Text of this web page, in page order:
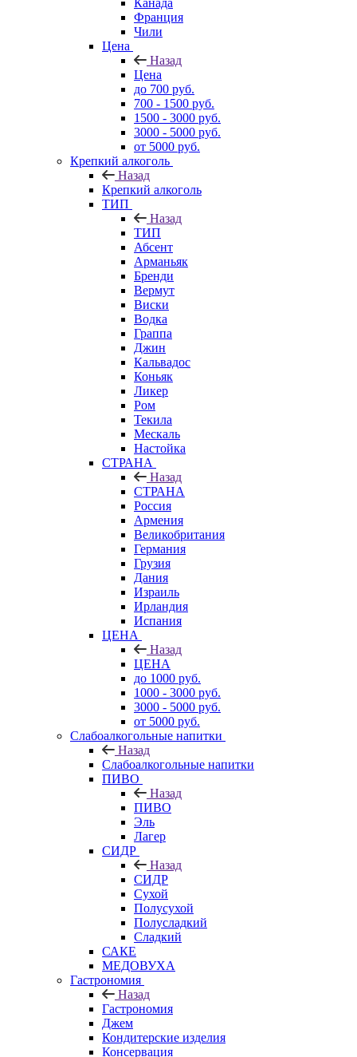
Канада
Франция
Чили
Цена
Назад
Цена
до 700 руб.
700 - 1500 руб.
1500 - 3000 руб.
3000 - 5000 руб.
от 5000 руб.
Крепкий алкоголь
Назад
Крепкий алкоголь
ТИП
Назад
ТИП
Абсент
Арманьяк
Бренди
Вермут
Виски
Водка
Граппа
Джин
Кальвадос
Коньяк
Ликер
Ром
Текила
Мескаль
Настойка
СТРАНА
Назад
СТРАНА
Россия
Армения
Великобритания
Германия
Грузия
Дания
Израиль
Ирландия
Испания
ЦЕНА
Назад
ЦЕНА
до 1000 руб.
1000 - 3000 руб.
3000 - 5000 руб.
от 5000 руб.
Слабоалкогольные напитки
Назад
Слабоалкогольные напитки
ПИВО
Назад
ПИВО
Эль
Лагер
СИДР
Назад
СИДР
Сухой
Полусухой
Полусладкий
Сладкий
САКЕ
МЕДОВУХА
Гастрономия
Назад
Гастрономия
Джем
Кондитерские изделия
Консервация